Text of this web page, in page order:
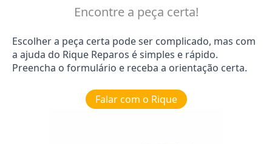
Encontre a peça certa!
Escolher a peça certa pode ser complicado, mas com
a ajuda do Rique Reparos é simples e rápido.
Preencha o formulário e receba a orientação certa.
Falar com o Rique